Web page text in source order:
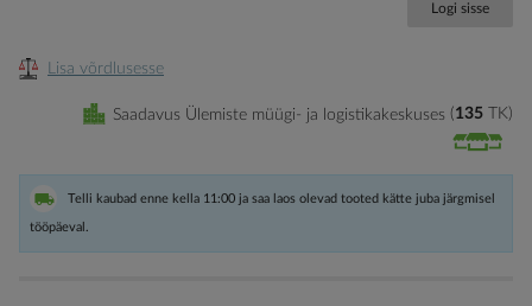
Logi sisse
Lisa võrdlusesse
Saadavus Ülemiste müügi- ja logistikakeskuses 135 TK
Telli kaubad enne kella 11:00 ja saa laos olevad tooted kätte juba järgmisel
tööpäeval.